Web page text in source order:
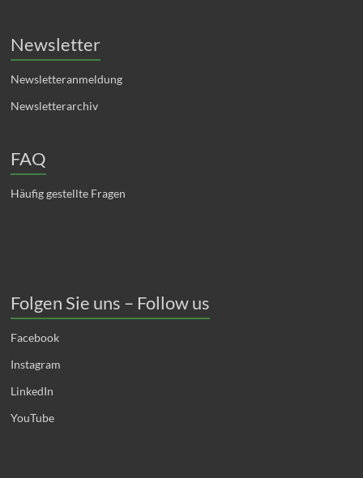
Newsletter
Newsletteranmeldung
Newsletterarchiv
FAQ
Häufig gestellte Fragen
Folgen Sie uns – Follow us
Facebook
Instagram
LinkedIn
YouTube